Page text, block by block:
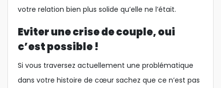
votre relation bien plus solide qu’elle ne l’était.
Eviter une crise de couple, oui
c’est possible !
Si vous traversez actuellement une problématique
dans votre histoire de cœur sachez que ce n’est pas